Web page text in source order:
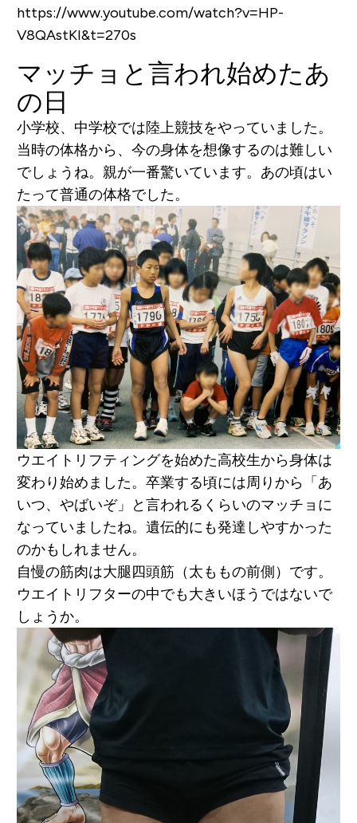
https://www.youtube.com/watch?v=HP-
V8QAstKI&t=270s
マッチョと言われ始めたあ
の日
小学校、中学校では陸上競技をやっていました。
当時の体格から、今の身体を想像するのは難しい
でしょうね。親が一番驚いています。あの頃はい
たって普通の体格でした。
ウエイトリフティングを始めた高校生から身体は
変わり始めました。卒業する頃には周りから「あ
いつ、やばいぞ」と言われるくらいのマッチョに
なっていましたね。遺伝的にも発達しやすかった
のかもしれません。
自慢の筋肉は大腿四頭筋（太ももの前側）です。
ウエイトリフターの中でも大きいほうではないで
しょうか。